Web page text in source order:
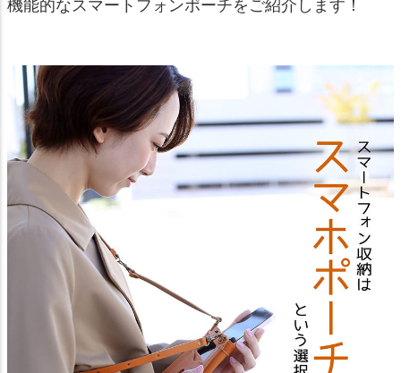
機能的なスマートフォンポーチをご紹介します！